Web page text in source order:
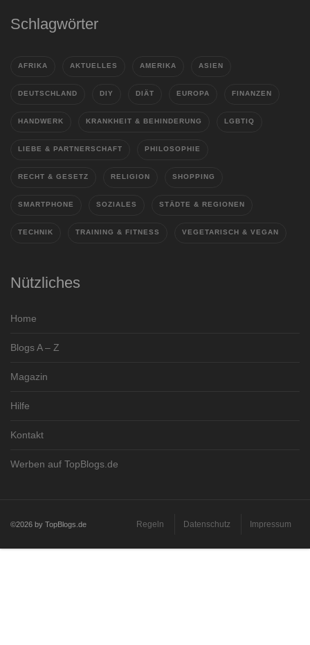
Schlagwörter
AFRIKA AKTUELLES AMERIKA ASIEN
DEUTSCHLAND DIY DIÄT EUROPA FINANZEN
HANDWERK KRANKHEIT & BEHINDERUNG LGBTIQ
LIEBE & PARTNERSCHAFT PHILOSOPHIE
RECHT & GESETZ RELIGION SHOPPING
SMARTPHONE SOZIALES STÄDTE & REGIONEN
TECHNIK TRAINING & FITNESS VEGETARISCH & VEGAN
Nützliches
Home
Blogs A – Z
Magazin
Hilfe
Kontakt
Werben auf TopBlogs.de
©2026 by TopBlogs.de Regeln Datenschutz Impressum